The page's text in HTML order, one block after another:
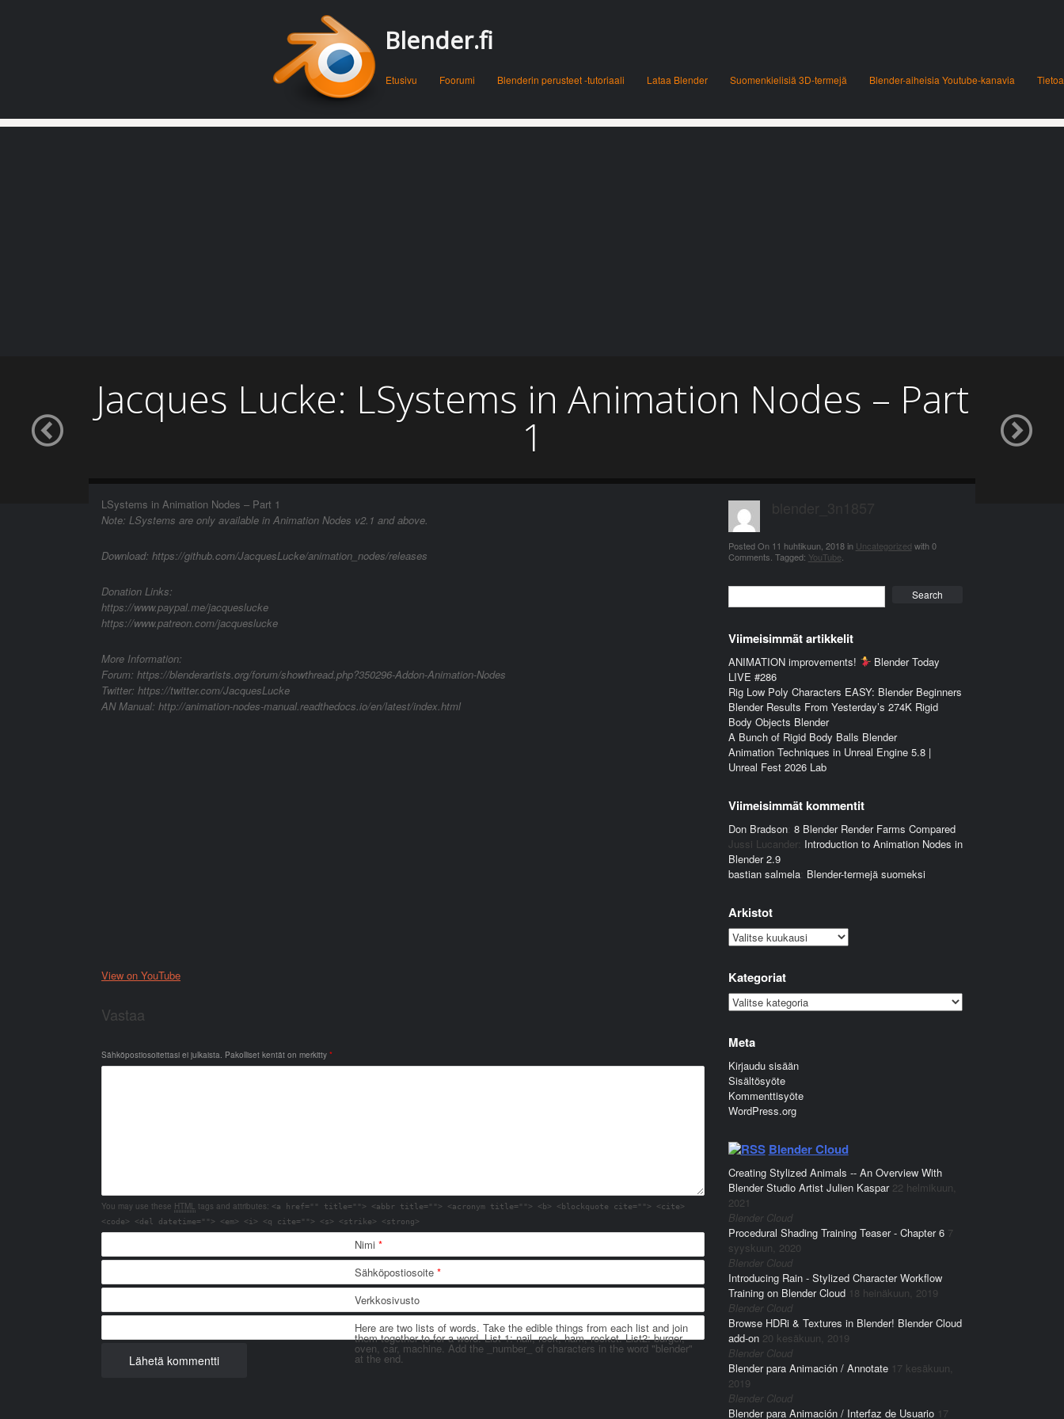
Blender.fi
Etusivu Foorumi Blenderin perusteet -tutoriaali Lataa Blender Suomenkielisiä 3D-termejä Blender-aiheisia Youtube-kanavia Tietoa
Jacques Lucke: LSystems in Animation Nodes – Part
1
LSystems in Animation Nodes – Part 1
Note: LSystems are only available in Animation Nodes v2.1 and above.
Download: https://github.com/JacquesLucke/animation_nodes/releases
Donation Links:
https://www.paypal.me/jacqueslucke
https://www.patreon.com/jacqueslucke
More Information:
Forum: https://blenderartists.org/forum/showthread.php?350296-Addon-Animation-Nodes
Twitter: https://twitter.com/JacquesLucke
AN Manual: http://animation-nodes-manual.readthedocs.io/en/latest/index.html
View on YouTube
Vastaa
Sähköpostiosoitettasi ei julkaista. Pakolliset kentät on merkitty *
You may use these HTML tags and attributes: <a href="" title=""> <abbr title=""> <acronym title=""> <b> <blockquote cite=""> <cite>
<code> <del datetime=""> <em> <i> <q cite=""> <s> <strike> <strong>
Nimi *
Sähköpostiosoite *
Verkkosivusto
Here are two lists of words. Take the edible things from each list and join
them together to for a word. List 1: nail, rock, ham, rocket. List2: burger,
oven, car, machine. Add the _number_ of characters in the word "blender"
at the end.
Posted On 11 huhtikuun, 2018 in Uncategorized with0
Comments Tagged: YouTube
Viimeisimmät artikkelit
ANIMATION improvements!
Blender Today
LIVE #286
Rig Low Poly Characters EASY: Blender Beginners
Blender Results From Yesterday’s 274K Rigid
Body Objects Blender
A Bunch of Rigid Body Balls Blender
Animation Techniques in Unreal Engine 5.8 |
Unreal Fest 2026 Lab
Viimeisimmät kommentit
Don Bradson: 8 Blender Render Farms Compared
Jussi Lucander: Introduction to Animation Nodes in
Blender 2.9
bastian salmela: Blender-termejä suomeksi
Arkistot
Arkistot
Kategoriat
Kategoriat
Meta
Kirjaudu sisään
Sisältösyöte
Kommenttisyöte
WordPress.org
Blender Cloud
Creating Stylized Animals -- An Overview With
Blender Studio Artist Julien Kaspar 22 helmikuun,
2021
Blender Cloud
Procedural Shading Training Teaser - Chapter 6 7
syyskuun, 2020
Blender Cloud
Introducing Rain - Stylized Character Workflow
Training on Blender Cloud 18 heinäkuun, 2019
Blender Cloud
Browse HDRi & Textures in Blender! Blender Cloud
add-on 20 kesäkuun, 2019
Blender Cloud
Blender para Animación / Annotate 17 kesäkuun,
2019
Blender Cloud
Blender para Animación / Interfaz de Usuario 17